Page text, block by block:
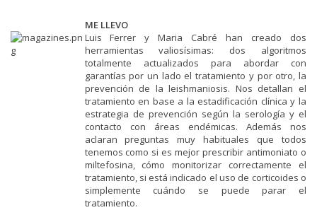
ME LLEVO
Luis Ferrer y Maria Cabré han creado dos
herramientas valiosísimas: dos algoritmos
totalmente actualizados para abordar con
garantías por un lado el tratamiento y por otro, la
prevención de la leishmaniosis. Nos detallan el
tratamiento en base a la estadificación clínica y la
estrategia de prevención según la serología y el
contacto con áreas endémicas. Además nos
aclaran preguntas muy habituales que todos
tenemos como si es mejor prescribir antimoniato o
miltefosina, cómo monitorizar correctamente el
tratamiento, si está indicado el uso de corticoides o
simplemente cuándo se puede parar el
tratamiento.